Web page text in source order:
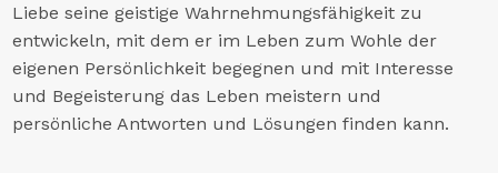
Liebe seine geistige Wahrnehmungsfähigkeit zu
entwickeln, mit dem er im Leben zum Wohle der
eigenen Persönlichkeit begegnen und mit Interesse
und Begeisterung das Leben meistern und
persönliche Antworten und Lösungen finden kann.